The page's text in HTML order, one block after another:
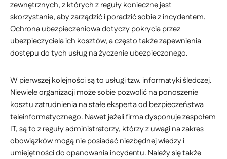
zewnętrznych, z których z reguły konieczne jest
skorzystanie, aby zarządzić i poradzić sobie z incydentem.
Ochrona ubezpieczeniowa dotyczy pokrycia przez
ubezpieczyciela ich kosztów, a często także zapewnienia
dostępu do tych usług na życzenie ubezpieczonego.
W pierwszej kolejności są to usługi tzw. informatyki śledczej.
Niewiele organizacji może sobie pozwolić na ponoszenie
kosztu zatrudnienia na stałe eksperta od bezpieczeństwa
teleinformatycznego. Nawet jeżeli firma dysponuje zespołem
IT, są to z reguły administratorzy, którzy z uwagi na zakres
obowiązków mogą nie posiadać niezbędnej wiedzy i
umiejętności do opanowania incydentu. Należy się także